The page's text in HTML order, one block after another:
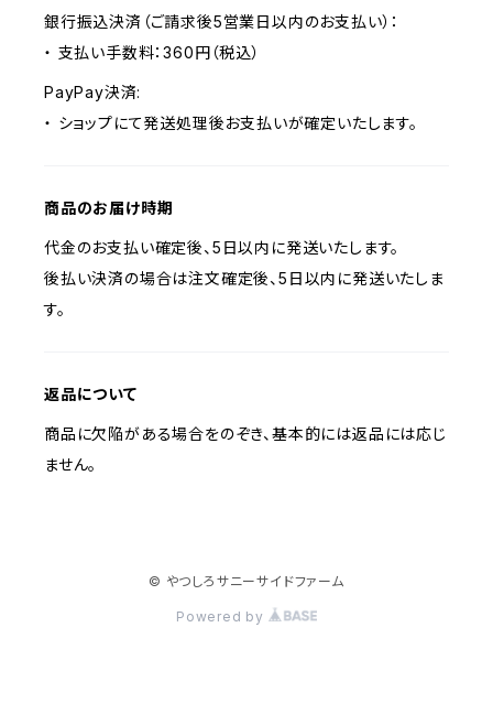
銀行振込決済（ご請求後5営業日以内のお支払い）：
・ 支払い手数料：360円（税込）
PayPay決済:
・ ショップにて発送処理後お支払いが確定いたします。
商品のお届け時期
代金のお支払い確定後、5日以内に発送いたします。
後払い決済の場合は注文確定後、5日以内に発送いたしま
す。
返品について
商品に欠陥がある場合をのぞき、基本的には返品には応じ
ません。
© やつしろサニーサイドファーム
Powered by